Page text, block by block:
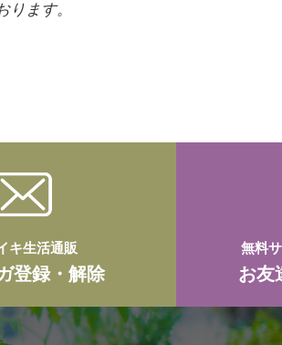
ます。
キ生活通販
登録・解除
無料
お友